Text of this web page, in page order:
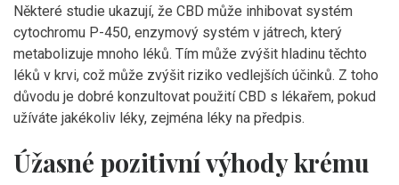
Některé studie ukazují, že CBD může inhibovat systém
cytochromu P-450, enzymový systém v játrech, který
metabolizuje mnoho léků. Tím může zvýšit hladinu těchto
léků v krvi, což může zvýšit riziko vedlejších účinků. Z toho
důvodu je dobré konzultovat použití CBD s lékařem, pokud
užíváte jakékoliv léky, zejména léky na předpis.
Úžasné pozitivní výhody krému